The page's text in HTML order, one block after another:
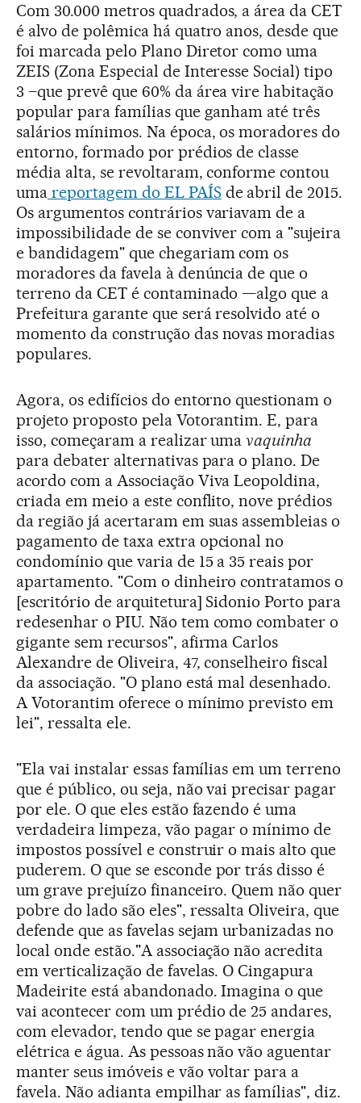
Com 30.000 metros quadrados, a área da CET
é alvo de polêmica há quatro anos, desde que
foi marcada pelo Plano Diretor como uma
ZEIS (Zona Especial de Interesse Social) tipo
3 –que prevê que 60% da área vire habitação
popular para famílias que ganham até três
salários mínimos. Na época, os moradores do
entorno, formado por prédios de classe
média alta, se revoltaram, conforme contou
umareportagem do EL PAÍS de abril de 2015.
Os argumentos contrários variavam de a
impossibilidade de se conviver com a "sujeira
e bandidagem" que chegariam com os
moradores da favela à denúncia de que o
terreno da CET é contaminado —algo que a
Prefeitura garante que será resolvido até o
momento da construção das novas moradias
populares.
Agora, os edifícios do entorno questionam o
projeto proposto pela Votorantim. E, para
isso, começaram a realizar umavaquinha
para debater alternativas para o plano. De
acordo com a Associação Viva Leopoldina,
criada em meio a este conflito, nove prédios
da região já acertaram em suas assembleias o
pagamento de taxa extra opcional no
condomínio que varia de 15 a 35 reais por
apartamento. "Com o dinheiro contratamos o
[escritório de arquitetura] Sidonio Porto para
redesenhar o PIU. Não tem como combater o
gigante sem recursos", afirma Carlos
Alexandre de Oliveira, 47, conselheiro fiscal
da associação. "O plano está mal desenhado.
A Votorantim oferece o mínimo previsto em
lei", ressalta ele.
"Ela vai instalar essas famílias em um terreno
que é público, ou seja, não vai precisar pagar
por ele. O que eles estão fazendo é uma
verdadeira limpeza, vão pagar o mínimo de
impostos possível e construir o mais alto que
puderem. O que se esconde por trás disso é
um grave prejuízo financeiro. Quem não quer
pobre do lado são eles", ressalta Oliveira, que
defende que as favelas sejam urbanizadas no
local onde estão."A associação não acredita
em verticalização de favelas. O Cingapura
Madeirite está abandonado. Imagina o que
vai acontecer com um prédio de 25 andares,
com elevador, tendo que se pagar energia
elétrica e água. As pessoas não vão aguentar
manter seus imóveis e vão voltar para a
favela. Não adianta empilhar as famílias", diz.